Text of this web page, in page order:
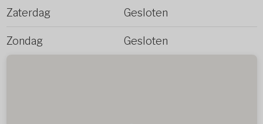
Zaterdag Gesloten
Zondag Gesloten